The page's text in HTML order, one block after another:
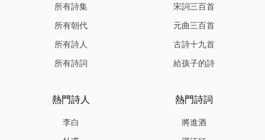
所有詩集
所有朝代
所有詩人
所有詩詞
宋詞三百首
元曲三百首
古詩十九首
給孩子的詩
熱門詩人
李白
熱門詩詞
將進酒